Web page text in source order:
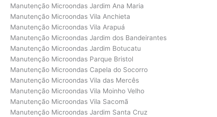
Manutenção Microondas Jardim Ana Maria
Manutenção Microondas Vila Anchieta
Manutenção Microondas Vila Arapuá
Manutenção Microondas Jardim dos Bandeirantes
Manutenção Microondas Jardim Botucatu
Manutenção Microondas Parque Bristol
Manutenção Microondas Capela do Socorro
Manutenção Microondas Vila das Mercês
Manutenção Microondas Vila Moinho Velho
Manutenção Microondas Vila Sacomã
Manutenção Microondas Jardim Santa Cruz